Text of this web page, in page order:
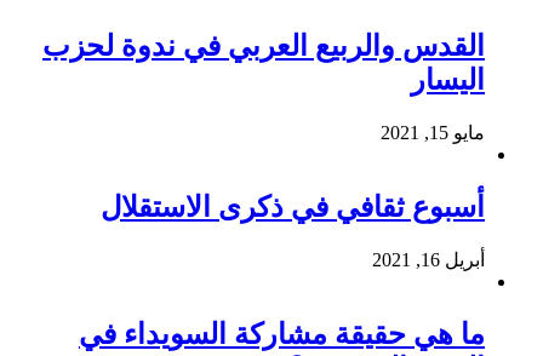
القدس والربيع العربي في ندوة لحزب
اليسار
مايو 15, 2021
أسبوع ثقافي في ذكرى الاستقلال
أبريل 16, 2021
ما هي حقيقة مشاركة السويداء في